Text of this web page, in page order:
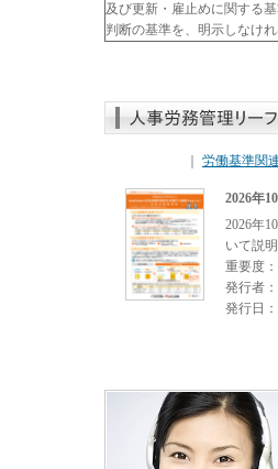
及び更新・雇止めに関する
判断の基準を、明示しなけ
労働基準関
2026年
2026年
いて説
重要
発行者
発行日